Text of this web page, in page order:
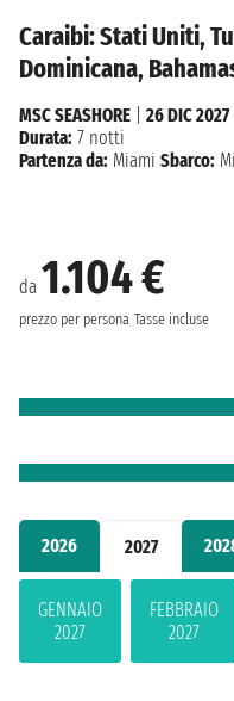
2026 2027
GENNAIO
2027
FEBBRAIO
2027
Caraibi: Stati Uniti,
Dominicana,
da 1.104 €
prezzo per persona Tasse incluse
MSC SEASHORE
26 DIC 2027
Durata: 7 notti
Partenza da: Miami Sbarco: